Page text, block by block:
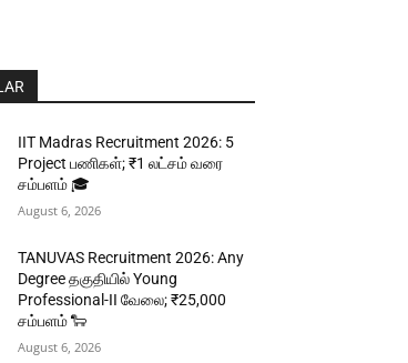
IIT Madras Recruitment 2026: 5
Project பணிகள்; ₹1 லட்சம் வரை
சம்பளம் 🎓
August 6, 2026
TANUVAS Recruitment 2026: Any
Degree தகுதியில் Young
Professional-II வேலை; ₹25,000
சம்பளம் 🐑
August 6, 2026